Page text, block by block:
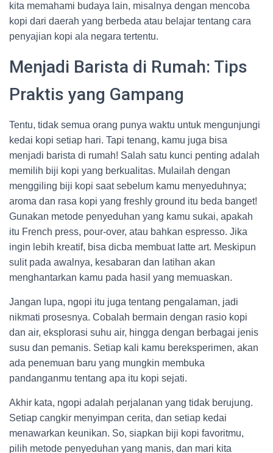
kita memahami budaya lain, misalnya dengan mencoba
kopi dari daerah yang berbeda atau belajar tentang cara
penyajian kopi ala negara tertentu.
Menjadi Barista di Rumah: Tips
Praktis yang Gampang
Tentu, tidak semua orang punya waktu untuk mengunjungi
kedai kopi setiap hari. Tapi tenang, kamu juga bisa
menjadi barista di rumah! Salah satu kunci penting adalah
memilih biji kopi yang berkualitas. Mulailah dengan
menggiling biji kopi saat sebelum kamu menyeduhnya;
aroma dan rasa kopi yang freshly ground itu beda banget!
Gunakan metode penyeduhan yang kamu sukai, apakah
itu French press, pour-over, atau bahkan espresso. Jika
ingin lebih kreatif, bisa dicba membuat latte art. Meskipun
sulit pada awalnya, kesabaran dan latihan akan
menghantarkan kamu pada hasil yang memuaskan.
Jangan lupa, ngopi itu juga tentang pengalaman, jadi
nikmati prosesnya. Cobalah bermain dengan rasio kopi
dan air, eksplorasi suhu air, hingga dengan berbagai jenis
susu dan pemanis. Setiap kali kamu bereksperimen, akan
ada penemuan baru yang mungkin membuka
pandanganmu tentang apa itu kopi sejati.
Akhir kata, ngopi adalah perjalanan yang tidak berujung.
Setiap cangkir menyimpan cerita, dan setiap kedai
menawarkan keunikan. So, siapkan biji kopi favoritmu,
pilih metode penyeduhan yang manis, dan mari kita